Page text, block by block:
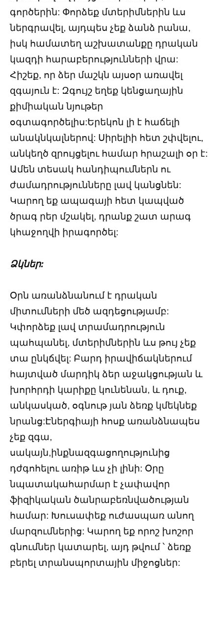
գործերին: Փորձեք մտերիմներին ևս
ներգրավել, այդպես չեք ձանձ րանա,
իսկ համատեղ աշխատանքը դրական
կազդի հարաբերությունների վրա:
Հիշեք, որ ձեր մաշկն այսօր առավել
զգայուն է: Զգույշ եղեք կենցաղային
քիմիական նյութեր
օգտագործելիս:Երեկոն լի է հաճելի
անակնկալներով: Սիրելիի հետ շփվելու,
անկեղծ զրույցելու համար հրաշալի օր է:
Ամեն տեսակ հանդիպումներն ու
ժամադրությունները լավ կանցնեն:
Կարող եք ապագայի հետ կապված
ծրագ րեր մշակել, դրանք շատ արագ
կհաջողվի իրագործել:
Ձկներ:
Օրն առանձնանում է դրական
միտումների մեծ ազդեցությամբ:
Կփորձեք լավ տրամադրություն
պահպանել, մտերիմներին ևս թույ չեք
տա ընկճվել: Բարդ իրավիճակներում
հայտված մարդիկ ձեր աջակցության և
խորհրդի կարիքը կունենան, և դուք,
անկասկած, օգնութ յան ձեռք կմեկնեք
նրանց:Էներգիայի հոսք առանձնապես
չեք զգա,
սակայն,ինքնազգացողությունից
դժգոհելու առիթ ևս չի լինի: Օրը
նպատակահարմար է չափավոր
ֆիզիկական ծանրաբեռնվածության
համար: Խուսափեք ուժասպառ անող
մարզումներից: Կարող եք որոշ խոշոր
գնումներ կատարել, այդ թվում ՝ ձեռք
բերել տրանսպորտային միջոցներ: